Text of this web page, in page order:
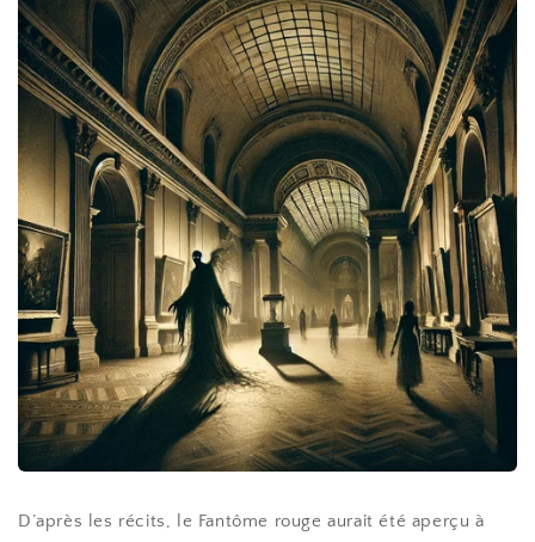
D’après les récits, le Fantôme rouge aurait été aperçu à